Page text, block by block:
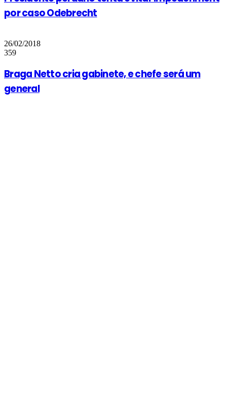
por caso Odebrecht
26/02/2018
359
Braga Netto cria gabinete, e chefe será um
general